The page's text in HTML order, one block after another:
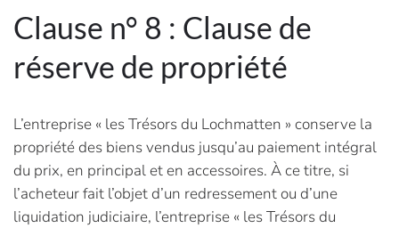
Clause n° 8 : Clause de
réserve de propriété
L’entreprise « les Trésors du Lochmatten » conserve la
propriété des biens vendus jusqu’au paiement intégral
du prix, en principal et en accessoires. À ce titre, si
l’acheteur fait l’objet d’un redressement ou d’une
liquidation judiciaire, l’entreprise « les Trésors du